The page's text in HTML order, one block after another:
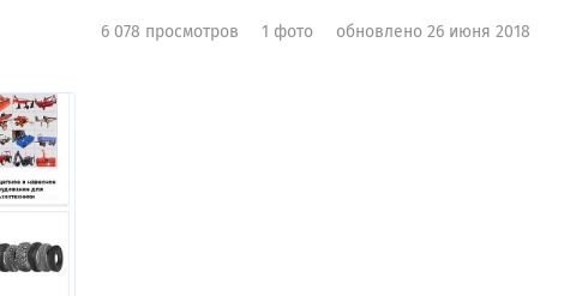
6 078 просмотров 1 фото обновлено 26 июня 2018